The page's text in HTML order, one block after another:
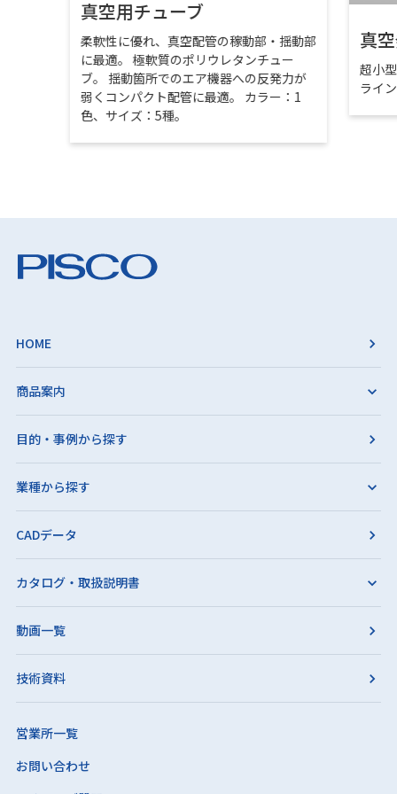
真空用チューブ
柔軟性に優れ、真空配管の稼動部・揺動部
に最適。 極軟質のポリウレタンチュー
ブ。 揺動箇所でのエア機器への反発力が
弱くコンパクト配管に最適。 カラー：1
色、サイズ：5種。
真
超小
ライ
HOME
商品案内
目的・事例から探す
業種から探す
CADデータ
カタログ・取扱説明書
動画一覧
技術資料
営業所一覧
お問い合わせ